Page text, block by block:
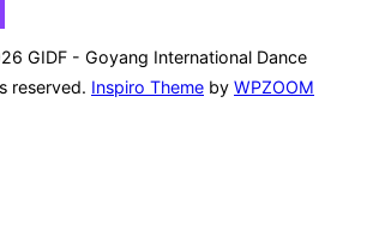
GIDF - Goyang International Dance
reserved. Inspiro Theme by WPZOOM